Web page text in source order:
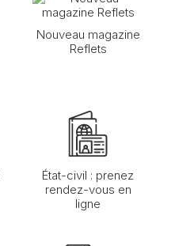
Nouveau magazine
Reflets
État-civil : prenez
rendez-vous en
ligne